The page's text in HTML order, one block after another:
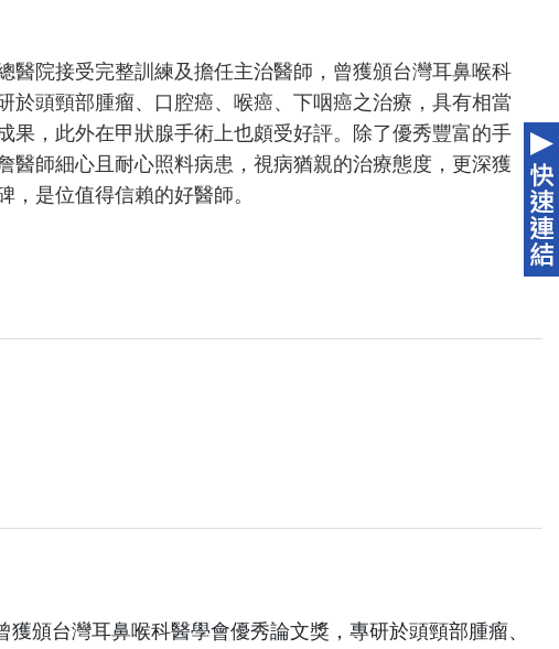
醫院接受完整訓練及擔任主治醫師，曾獲頒台灣耳鼻喉科
於頭頸部腫瘤、口腔癌、喉癌、下咽癌之治療，具有相當
果，此外在甲狀腺手術上也頗受好評。除了優秀豐富的手
醫師細心且耐心照料病患，視病猶親的治療態度，更深獲
，是位值得信賴的好醫師。
頒台灣耳鼻喉科醫學會優秀論文獎，專研於頭頸部腫瘤、